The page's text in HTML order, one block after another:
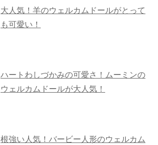
大人気！羊のウェルカムドールがとって
も可愛い！
ハートわしづかみの可愛さ！ムーミンの
ウェルカムドールが大人気！
根強い人気！バービー人形のウェルカム